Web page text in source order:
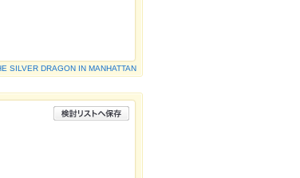
SILVER DRAGON IN MANHATTAN